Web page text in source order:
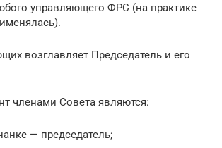
управляющего ФРС (на практике
возглавляет Председатель и его
членами Совета являются:
— председатель;